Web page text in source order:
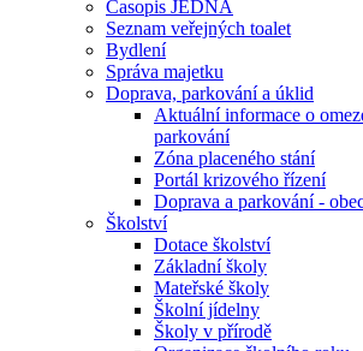
Časopis JEDNA
Seznam veřejných toalet
Bydlení
Správa majetku
Doprava, parkování a úklid
Aktuální informace o
parkování
Zóna placeného stání
Portál krizového řízení
Doprava a parkování -
Školství
Dotace školství
Základní školy
Mateřské školy
Školní jídelny
Školy v přírodě